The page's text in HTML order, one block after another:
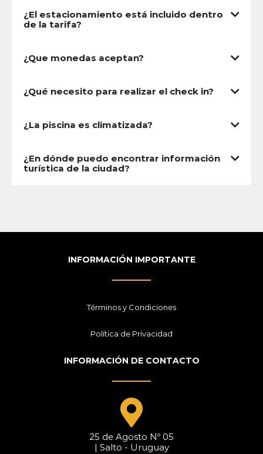
¿El estacionamiento está incluido dentro
de la tarifa?
¿Que monedas aceptan?
¿Qué necesito para realizar el check in?
¿La piscina es climatizada?
¿En dónde puedo encontrar información
turística de la ciudad?
INFORMACIÓN IMPORTANTE
Términos y Condiciones
Política de Privacidad
INFORMACIÓN DE CONTACTO
25 de Agosto Nº 05
| Salto - Uruguay